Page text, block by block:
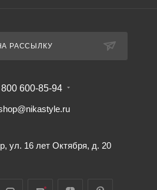
РАССЫЛКУ
600-85-94
ул. 16 лет Октября, д. 20